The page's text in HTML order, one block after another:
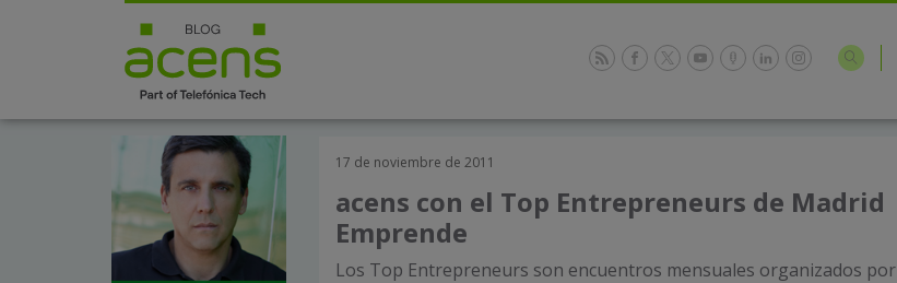
17 de noviembre de 2011
acens con el Top Entrepreneurs de Madrid
Emprende
Los Top Entrepreneurs son encuentros mensuales organizados por